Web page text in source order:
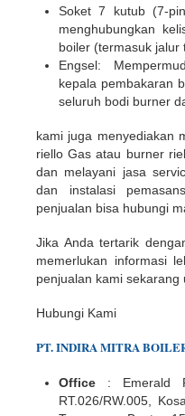
Soket 7 kutub (7-
menghubungkan
boiler (termasuk jalur
Engsel:
kepala pembakaran
seluruh bodi burner
kami juga menyediakan
riello Gas atau burner
dan melayani jasa
dan instalasi
penjualan bisa hubungi
Jika Anda tertarik
memerlukan informasi
penjualan kami
Hubungi Kami
PT.INDIRAMITRA
Office : Emerald
RT.026/RW.005,